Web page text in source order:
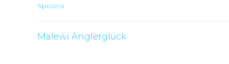
Spoons
Malewi Anglerglück